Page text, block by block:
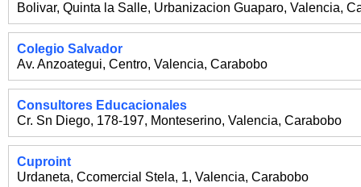
Bolivar, Quinta la Salle, Urbanizacion Guaparo, Valencia,
Colegio Salvador
Av. Anzoategui, Centro, Valencia, Carabobo
Consultores Educacionales
Cr. Sn Diego, 178-197, Monteserino, Valencia, Carabobo
Cuproint
Urdaneta, Ccomercial Stela, 1, Valencia, Carabobo